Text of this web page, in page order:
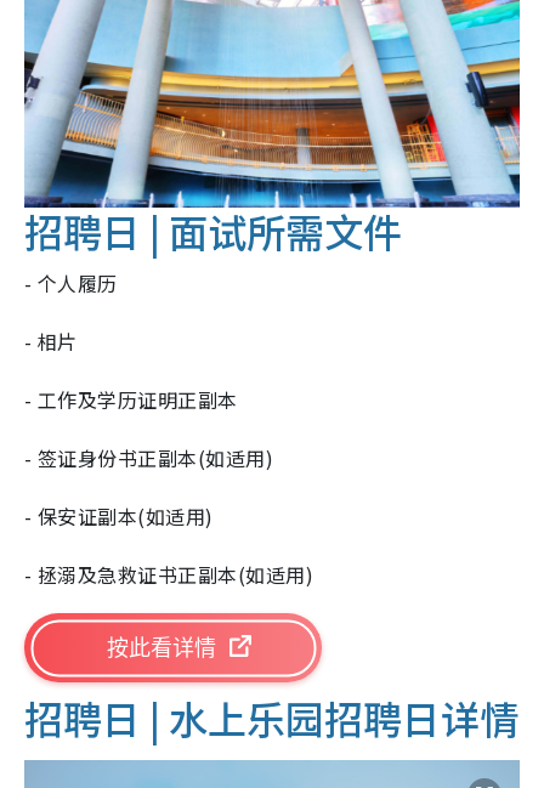
招聘日 | 面试所需文件
- 个人履历
- 相片
- 工作及学历证明正副本
- 签证身份书正副本(如适用)
- 保安证副本(如适用)
- 拯溺及急救证书正副本(如适用)
按此看详情
招聘日 | 水上乐园招聘日详情